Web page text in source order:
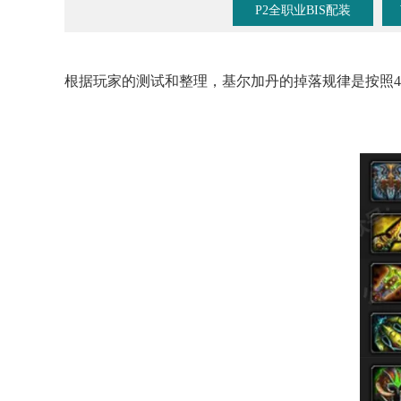
P2全职业BIS配装
根据玩家的测试和整理，基尔加丹的掉落规律是按